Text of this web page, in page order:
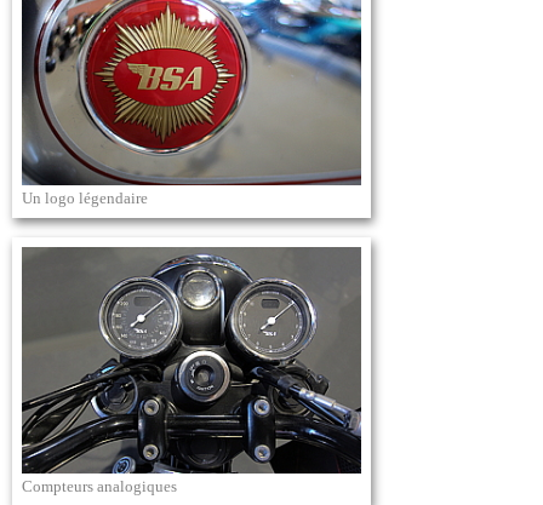
Un logo légendaire
Compteurs analogiques